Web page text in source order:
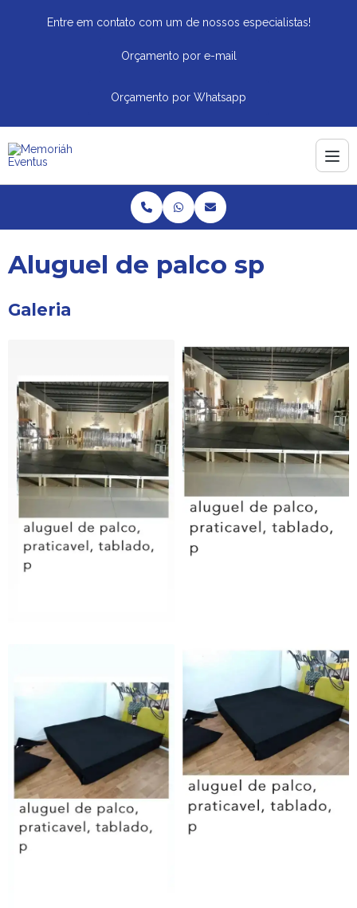
Entre em contato com um de nossos especialistas!
Orçamento por e-mail
Orçamento por Whatsapp
Aluguel de palco sp
Galeria